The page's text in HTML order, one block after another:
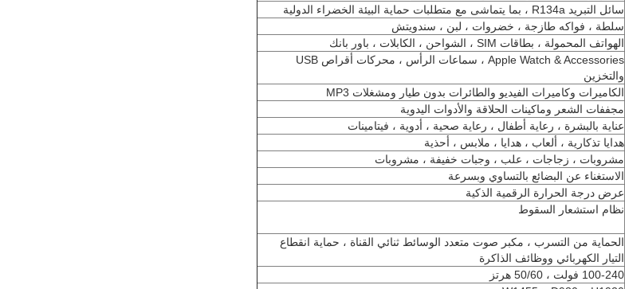
سائل التبريد R134a ، بما يتماشى مع متطلبات حماية البيئة الخضراء الدولية
سلطة ، فواكه طازجة ، خضروات ، لبن ، سندويتش
الهواتف المحمولة ، بطاقات SIM ، الشواحن ، الكابلات ، باور بانك
Apple Watch & Accessories ، سماعات الرأس ، محركات أقراص USB
والتخزين
الكاميرات وكاميرات الفيديو والطائرات بدون طيار ومشغلات MP3
مجففات الشعر وماكينات الحلاقة والأدوات اليدوية
عناية بالبشرة ، رعاية أطفال ، رعاية صحية ، أدوية ، فيتامينات
هدايا تذكارية ، ألعاب ، هدايا ، ملابس ، أحذية
مشروبات ، زجاجات ، علب ، وجبات خفيفة ، مشروبات
الاستغناء عن البضائع بالتساوي وبسرعة
عرض درجة الحرارة الرقمية الذكية
نظام استشعار السقوط
الحماية من التسرب ، مكبر صوت متعدد الوسائط ثنائي القناة ، حماية انقطاع
التيار الكهربائي ووظائف الذاكرة
100-240 فولت ، 50/60 هرتز